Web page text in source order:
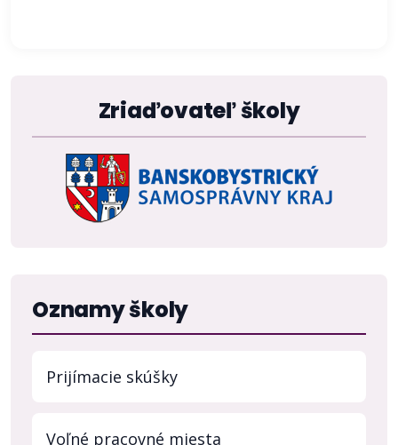
Zriaďovateľ školy
Oznamy školy
Prijímacie skúšky
Voľné pracovné miesta